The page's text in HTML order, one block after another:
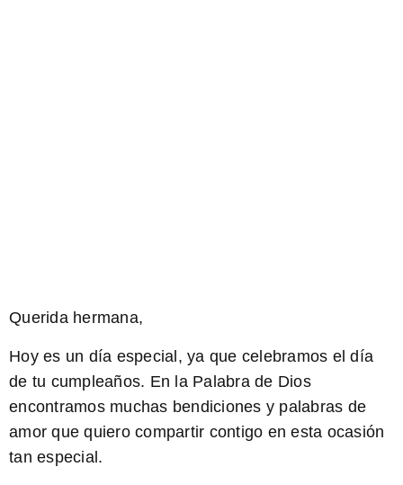
Querida hermana,
Hoy es un día especial, ya que celebramos el día
de tu cumpleaños. En la Palabra de Dios
encontramos muchas bendiciones y palabras de
amor que quiero compartir contigo en esta ocasión
tan especial.